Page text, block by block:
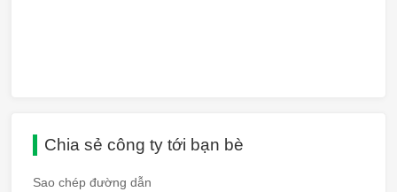
Chia sẻ công ty tới bạn bè
Sao chép đường dẫn